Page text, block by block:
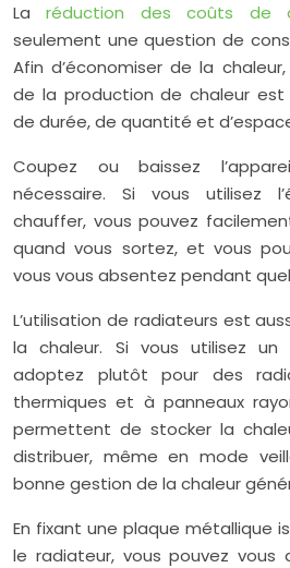
Laréduction des coûts de
seulement une question de
Afin d’économiser de la
de la production de chaleur
de durée, de quantité et
Coupez ou baissez
nécessaire. Si vous utilisez
chauffer, vous pouvez
quand vous sortez, et vous
vous vous absentez pendant
L’utilisation de radiateurs est
la chaleur. Si vous utilisez un
adoptez plutôt pour des
thermiques et à panneaux
permettent de stocker la
distribuer, même en mode
bonne gestion de la chaleur
En fixant une plaque métallique
le radiateur, vous pouvez vous